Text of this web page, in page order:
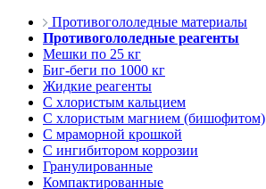
Противогололедные материалы
Противогололедные реагенты
Мешки по 25 кг
Биг-беги по 1000 кг
Жидкие реагенты
С хлористым кальцием
С хлористым магнием (бишофитом)
С мраморной крошкой
С ингибитором коррозии
Гранулированные
Компактированные